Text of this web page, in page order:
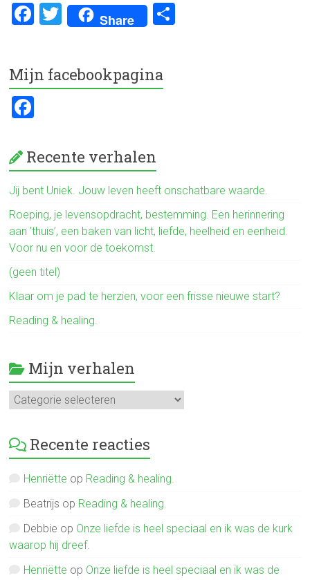
F
b
T
wi
er
Share
Mijn facebookpagina
ce
b
o
ok
Recente verhalen
Jij bent Uniek. Jouw leven heeft onschatbare waarde.
Roeping, je levensopdracht, bestemming. Een herinnering
aan ’thuis’, een baken van licht, liefde, heelheid en eenheid.
Voor nu en voor de toekomst.
(geen titel)
Klaar om je pad te herzien, voor een frisse nieuwe start?
Reading & healing.
Mijn verhalen
Mijn
verhalen
Recente reacties
Henriëtte op Reading & healing.
Beatrijs op Reading & healing.
Debbie op Onze liefde is heel speciaal en ik was de kurk
waarop hij dreef.
Henriëtte op Onze liefde is heel speciaal en ik was de